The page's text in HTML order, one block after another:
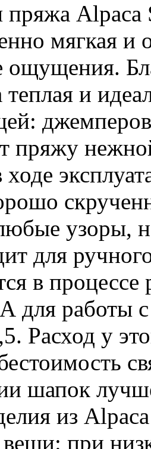
пряжа
мягкая и
ощущения.
и
пряжу
узоры,
для
в
для работы
Расход у
шапок
из
при